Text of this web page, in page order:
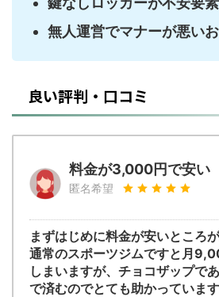
無人運営でマナーが悪い
良い評判・口コミ
料金が3,000円で安い
匿名希望
まずはじめに料金が安いところ
通常のスポーツジムですと月
しまいますが、チョコザップで
で済むのでとても助かっています